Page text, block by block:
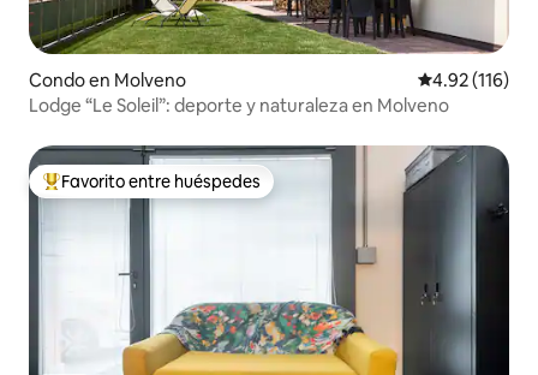
Condo en Molveno Calificación
4.92 (116)
Lodge “Le Soleil”: deporte y naturaleza en Molveno
Favorito entre huéspedes preferido
Favorito entre huéspedes